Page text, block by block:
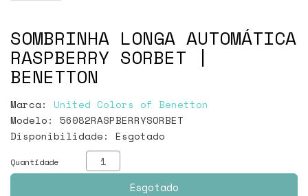
SOMBRINHA LONGA AUTOMÁTICA
RASPBERRY SORBET |
BENETTON
Marca: United Colors of Benetton
Modelo: 56082RASPBERRYSORBET
Disponibilidade: Esgotado
Quantidade
Esgotado